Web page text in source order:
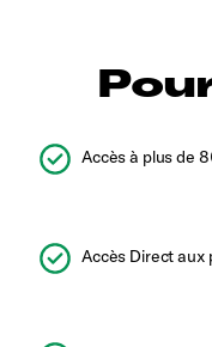
Accès à plus de
Accès Direct aux